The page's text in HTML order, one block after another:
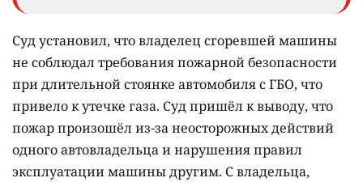
Суд установил, что владелец сгоревшей машины
не соблюдал требования пожарной безопасности
при длительной стоянке автомобиля с ГБО, что
привело к утечке газа. Суд пришёл к выводу, что
пожар произошёл из-за неосторожных действий
одного автовладельца и нарушения правил
эксплуатации машины другим. С владельца,